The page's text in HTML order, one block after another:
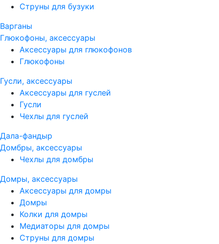
Струны для бузуки
Варганы
Глюкофоны, аксессуары
Аксессуары для глюкофонов
Глюкофоны
Гусли, аксессуары
Аксессуары для гуслей
Гусли
Чехлы для гуслей
Дала-фандыр
Домбры, аксессуары
Чехлы для домбры
Домры, аксессуары
Аксессуары для домры
Домры
Колки для домры
Медиаторы для домры
Струны для домры